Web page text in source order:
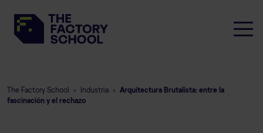
The Factory School > Industria > Arquitectura Brutalista: entre la
fascinación y el rechazo